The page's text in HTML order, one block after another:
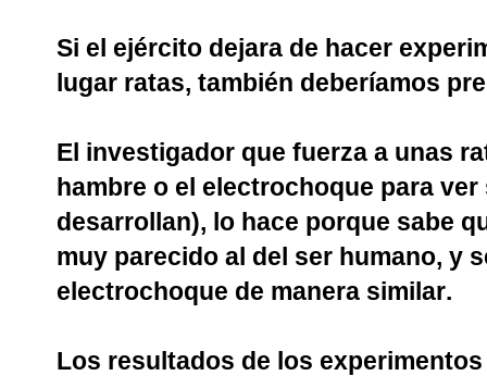
Si el ejército dejara de hacer
lugar ratas, también deberíamos
El investigador que fuerza a unas
hambre o el electrochoque para
desarrollan), lo hace porque sabe
muy parecido al del ser humano, y
electrochoque de manera similar.
Los resultados de los